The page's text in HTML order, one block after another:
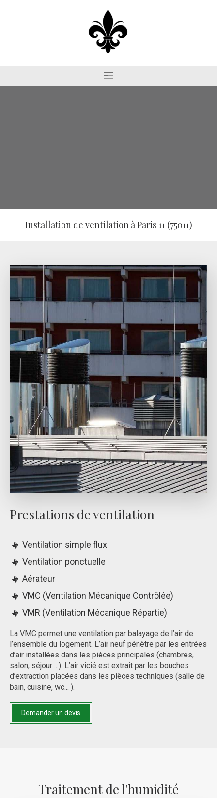
Installation de ventilation à Paris 11 (75011)
Prestations de ventilation
Ventilation simple flux
Ventilation ponctuelle
Aérateur
VMC (Ventilation Mécanique Contrôlée)
VMR (Ventilation Mécanique Répartie)
La VMC permet une ventilation par balayage de l’air de
l’ensemble du logement. L’air neuf pénètre par les entrées
d’air installées dans les pièces principales (chambres,
salon, séjour ...). L’air vicié est extrait par les bouches
d’extraction placées dans les pièces techniques (salle de
bain, cuisine, wc... ).
Demander un devis
Traitement de l'humidité